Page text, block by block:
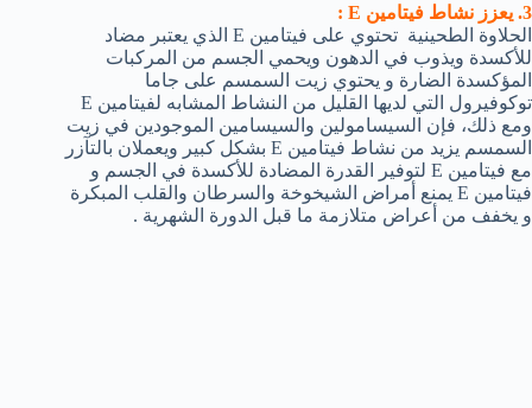
3. يعزز نشاط فيتامين E :
الحلاوة الطحينية تحتوي على فيتامين E الذي يعتبر مضاد
للأكسدة ويذوب في الدهون ويحمي الجسم من المركبات
المؤكسدة الضارة و يحتوي زيت السمسم على جاما
توكوفيرول التي لديها القليل من النشاط المشابه لفيتامين E
ومع ذلك، فإن السيسامولين والسيسامين الموجودين في زيت
السمسم يزيد من نشاط فيتامين E بشكل كبير ويعملان بالتآزر
مع فيتامين E لتوفير القدرة المضادة للأكسدة في الجسم و
فيتامين E يمنع أمراض الشيخوخة والسرطان والقلب المبكرة
و يخفف من أعراض متلازمة ما قبل الدورة الشهرية .